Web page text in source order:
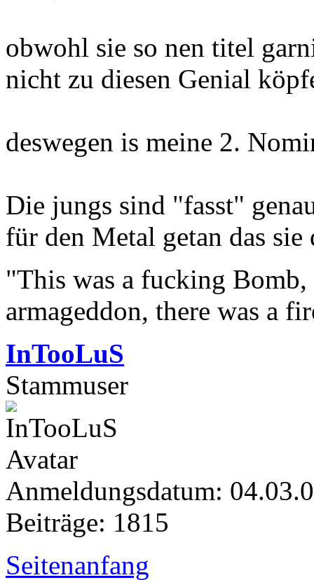
obwohl sie so nen titel
nicht zu diesen Genial
deswegen is meine 2.
Die jungs sind "fasst"
für den Metal getan das
"This was a fucking Bomb,
armageddon, there was a
InTooLuS
Stammuser
Anmeldungsdatum:
Beiträge: 1815
Seitenanfang